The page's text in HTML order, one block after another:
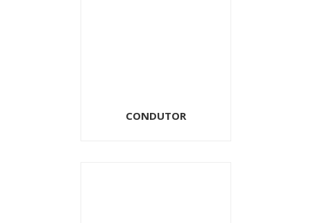
CONDUTOR